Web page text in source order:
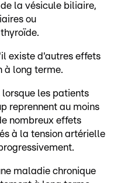
la vésicule biliaire,
ou
existe d'autres effets
à long terme.
lorsque les patients
reprennent au moins
nombreux effets
à la tension artérielle
maladie chronique